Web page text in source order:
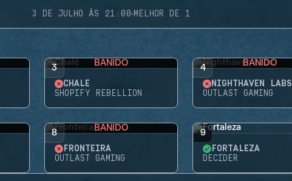
3 DE JULHO ÀS 21:00·MELHOR DE 1
3 BANIDO
CHALÉ
SHOPIFY REBELLION
4 BANIDO
NIGHTHAVEN LABS
OUTLAST GAMING
8 BANIDO
FRONTEIRA
OUTLAST GAMING
9
FORTALEZA
DECIDER